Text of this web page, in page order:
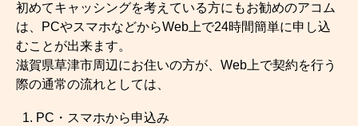
初めてキャッシングを考えている方にもお勧めのアコム
は、PCやスマホなどからWeb上で24時間簡単に申し込
むことが出来ます。
滋賀県草津市周辺にお住いの方が、Web上で契約を行う
際の通常の流れとしては、
PC・スマホから申込み